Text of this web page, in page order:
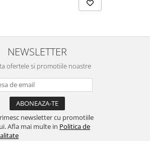
NEWSLETTER
ofertele si promotiile noastre
newsletter cu promotiile
Afla mai multe in Politica de